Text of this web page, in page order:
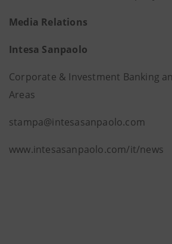
Media Relations
Intesa Sanpaolo
Corporate & Investment Banking
Areas
stampa@intesasanpaolo.com
www.intesasanpaolo.com/it/news